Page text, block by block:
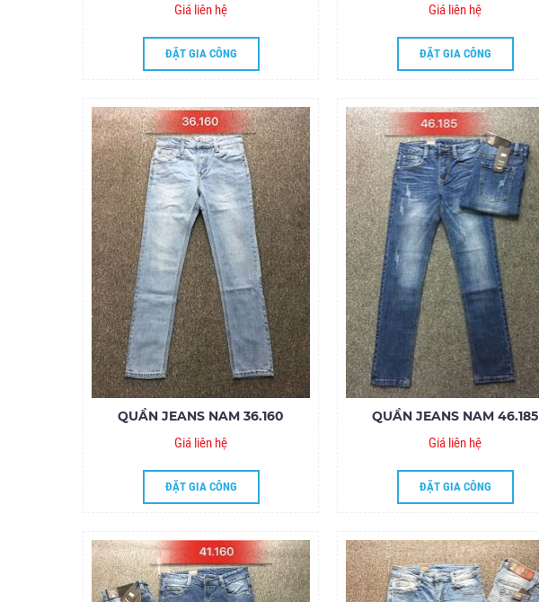
Giá liên hệ
ĐẶT GIA CÔNG
Giá liên hệ
ĐẶT GIA CÔNG
QUẦN JEANS NAM 36.160
Giá liên hệ
ĐẶT GIA CÔNG
QUẦN JEANS NAM 46.185
Giá liên hệ
ĐẶT GIA CÔNG